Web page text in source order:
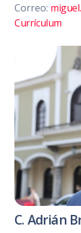
Correo:
Currículum
C. Adrián